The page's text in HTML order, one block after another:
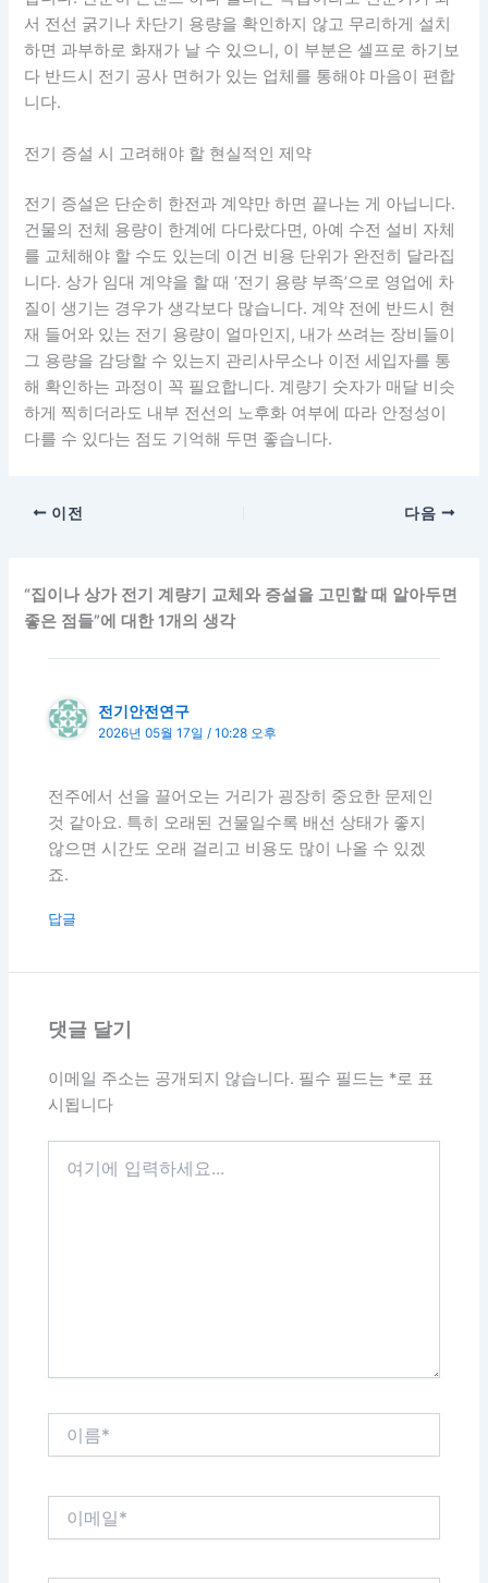
서 전선 굵기나 차단기 용량을 확인하지 않고 무리하게 설치
하면 과부하로 화재가 날 수 있으니, 이 부분은 셀프로 하기보
다 반드시 전기 공사 면허가 있는 업체를 통해야 마음이 편합
니다.
전기 증설 시 고려해야 할 현실적인 제약
전기 증설은 단순히 한전과 계약만 하면 끝나는 게 아닙니다.
건물의 전체 용량이 한계에 다다랐다면, 아예 수전 설비 자체
를 교체해야 할 수도 있는데 이건 비용 단위가 완전히 달라집
니다. 상가 임대 계약을 할 때 ‘전기 용량 부족’으로 영업에 차
질이 생기는 경우가 생각보다 많습니다. 계약 전에 반드시 현
재 들어와 있는 전기 용량이 얼마인지, 내가 쓰려는 장비들이
그 용량을 감당할 수 있는지 관리사무소나 이전 세입자를 통
해 확인하는 과정이 꼭 필요합니다. 계량기 숫자가 매달 비슷
하게 찍히더라도 내부 전선의 노후화 여부에 따라 안정성이
다를 수 있다는 점도 기억해 두면 좋습니다.
이전 다음
“집이나 상가 전기 계량기 교체와 증설을 고민할 때 알아두면
좋은 점들”에 대한 1개의 생각
전기안전연구
2026년 05월 17일 / 10:28 오후
전주에서 선을 끌어오는 거리가 굉장히 중요한 문제인
것 같아요. 특히 오래된 건물일수록 배선 상태가 좋지
않으면 시간도 오래 걸리고 비용도 많이 나올 수 있겠
죠.
답글
댓글 달기
이메일 주소는 공개되지 않습니다. 필수 필드는 *로 표
시됩니다